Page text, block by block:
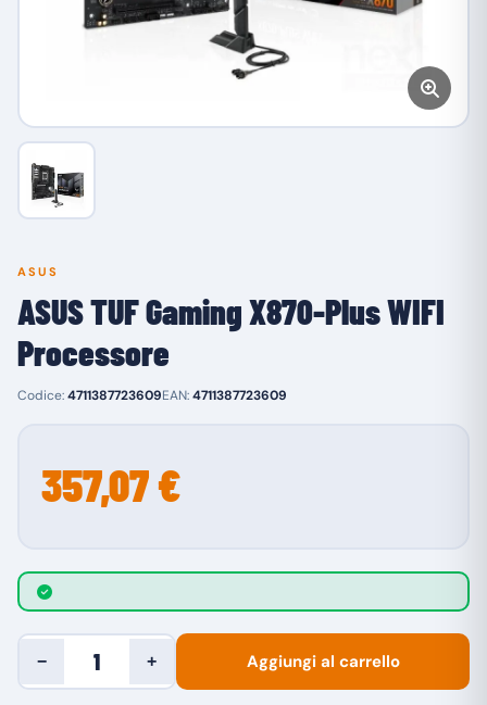
ASUS
ASUS TUF Gaming X870-Plus WIFI
Processore
Codice:4711387723609EAN:4711387723609
357,07 €
− + Aggiungi al carrello